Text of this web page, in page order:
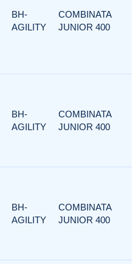
BH-
AGILITY
COMBINATA
JUNIOR 400
BH-
AGILITY
COMBINATA
JUNIOR 400
BH-
AGILITY
COMBINATA
JUNIOR 400